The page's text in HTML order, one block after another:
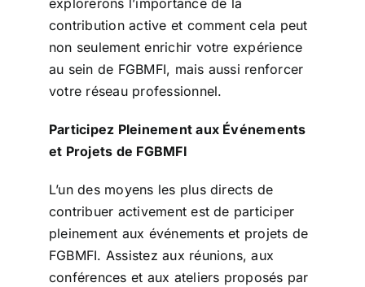
explorerons l’importance de la
contribution active et comment cela peut
non seulement enrichir votre expérience
au sein de FGBMFI, mais aussi renforcer
votre réseau professionnel.
Participez Pleinement aux Événements
et Projets de FGBMFI
L’un des moyens les plus directs de
contribuer activement est de participer
pleinement aux événements et projets de
FGBMFI. Assistez aux réunions, aux
conférences et aux ateliers proposés par